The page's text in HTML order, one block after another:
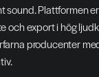
sound. Plattformen
och export i hög
producenter